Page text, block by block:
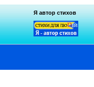
Я автор стихов